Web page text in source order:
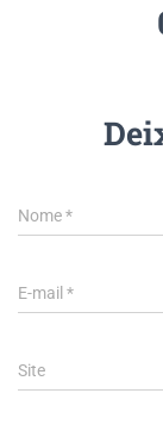
Nome*
E-mail *
Site